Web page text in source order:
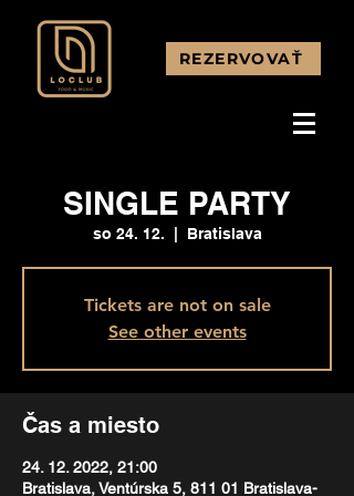
REZERVOVAŤ
SINGLE PARTY
so 24. 12. Bratislava
Tickets are not on sale
See other events
Čas a miesto
24. 12. 2022, 21:00
Bratislava, Ventúrska 5, 811 01 Bratislava-